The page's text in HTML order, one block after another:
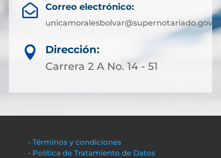
 Correo electrónico:

Dirección:
Carrera 2 A No. 14 - 51
• Términos y condiciones
• Política de Tratamiento de Datos